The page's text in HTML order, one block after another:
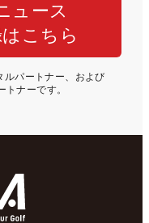
ュース
こちら
ルパートナー、および
トナーです。